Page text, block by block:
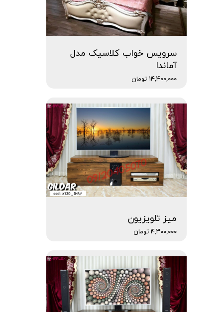
سرویس خواب کلاسیک مدل
آماندا
۱۴,۴۰۰,۰۰۰ تومان
میز تلویزیون
۴,۳۰۰,۰۰۰ تومان